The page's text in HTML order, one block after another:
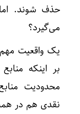
حذف شوند.
می‌گیرد؟
یک واقعیت
بر اینکه
محدودیت
نقدی هم در